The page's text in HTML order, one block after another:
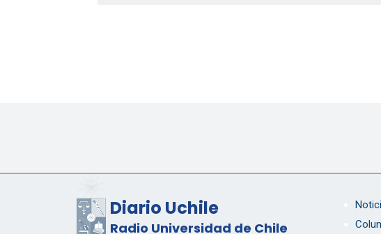
Diario Uchile
Radio Universidad de Chile